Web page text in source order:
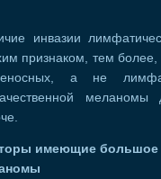
инвазии
признаком, тем более,
а не
имеющие большое